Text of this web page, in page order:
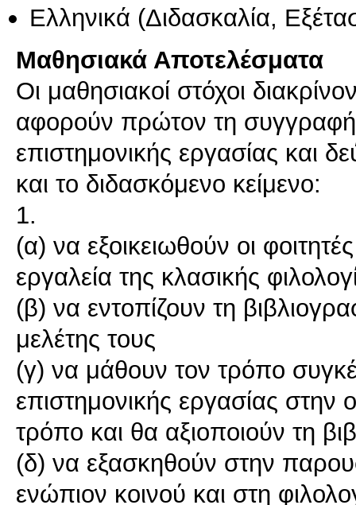
Ελληνικά (Διδασκαλία,
Μαθησιακά Αποτελέσματα
Οι μαθησιακοί στόχοι
αφορούν πρώτον τη συγγραφή
επιστημονικής εργασίας και
και το διδασκόμενο κείμενο:
1.
(α) να εξοικειωθούν οι
εργαλεία της κλασικής
(β) να εντοπίζουν τη
μελέτης τους
(γ) να μάθουν τον τρόπο
επιστημονικής εργασίας
τρόπο και θα αξιοποιούν τη
(δ) να εξασκηθούν στην
ενώπιον κοινού και στη